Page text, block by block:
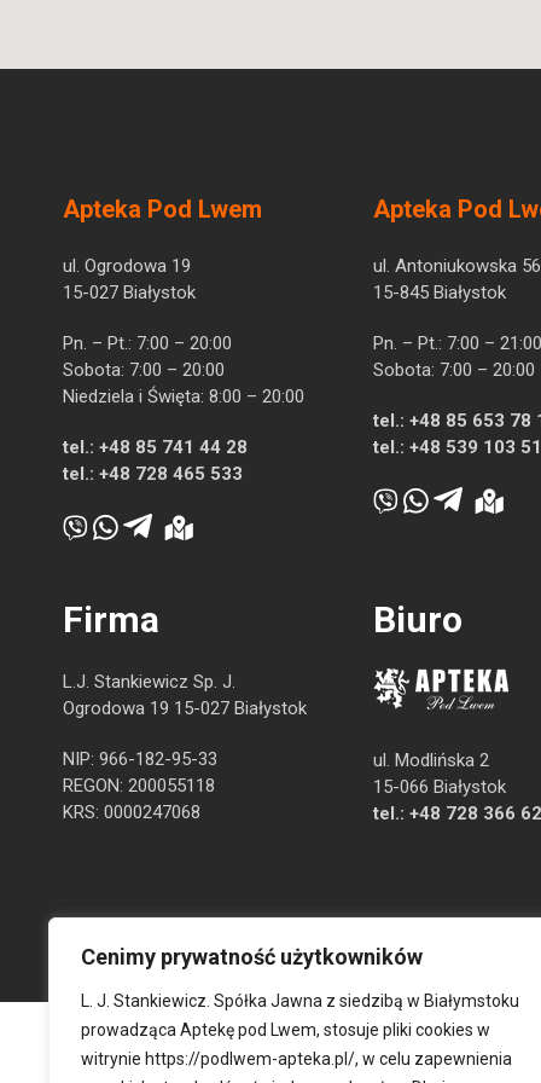
Cenimy prywatność użytkowników
L. J. Stankiewicz. Spółka Jawna z siedzibą w Białymstoku
prowadząca Aptekę pod Lwem, stosuje pliki cookies w
witrynie https://podlwem-apteka.pl/, w celu zapewnienia
Apteka Pod Lwem
ul. Ogrodowa 19
15-027 Białystok
Pn. – Pt.: 7:00 – 20:00
Sobota: 7:00 – 20:00
Niedziela i Święta: 8:00 – 20:00
tel.: +48 85 741 44 28
tel.: +48 728 465 533
Apteka Pod
ul. Antoniukowska 56
15-845 Białystok
Pn. – Pt.: 7:00 – 21:00
Sobota: 7:00 – 20:00
tel.: +48 85 653 78
tel.: +48 539 103
Firma
L.J. Stankiewicz Sp. J.
Ogrodowa 19 15-027 Białystok
NIP: 966-182-95-33
REGON: 200055118
KRS: 0000247068
Biuro
ul. Modlińska 2
15-066 Białystok
tel.: +48 728 366